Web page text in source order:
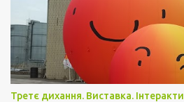
о
м
е
н
т
а
Третє дихання. Виставка.